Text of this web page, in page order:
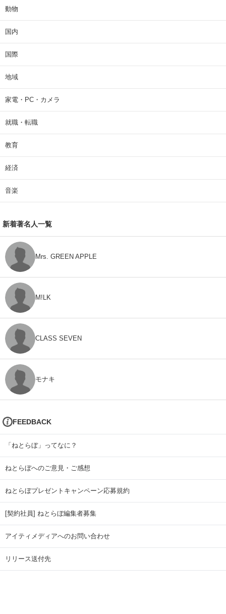
動物
国内
国際
地域
家電・PC・カメラ
就職・転職
教育
経済
音楽
新着著名人一覧
Mrs. GREEN APPLE
M!LK
CLASS SEVEN
モナキ
FEEDBACK
「ねとらぼ」ってなに？
ねとらぼへのご意見・ご感想
ねとらぼプレゼントキャンペーン応募規約
[契約社員] ねとらぼ編集者募集
アイティメディアへのお問い合わせ
リリース送付先